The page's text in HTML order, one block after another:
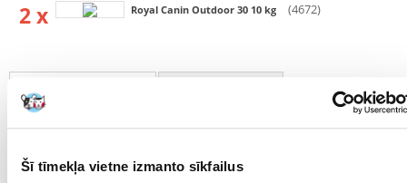
Šī tīmekļa vietne izmanto sīkfailus
2 x Royal Canin Outdoor 30 10 kg (4672)
Parametri